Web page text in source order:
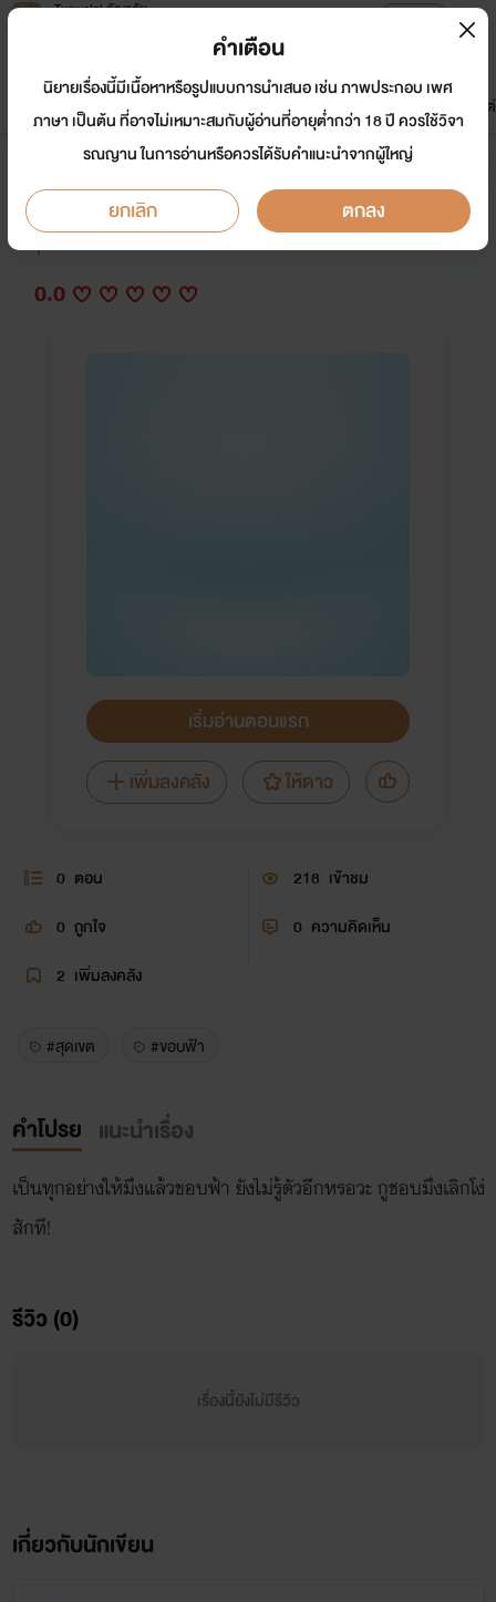
Tunwalai ธัญวลัย
หน้าแรก นิยาย อีบุ๊ก การ์ตูน
มาใหม่
ดรีมแชท ธัญลิสต์
สุดเขตขอบฟ้า
นักเขียน: ภาพฉาย
Y
0.0
เริ่มอ่านตอนแรก
เพิ่มลงคลัง
ให้ดาว
0 ตอน 218 เข้าชม
0 ถูกใจ 0 ความคิดเห็น
2 เพิ่มลงคลัง
#สุดเขต #ขอบฟ้า
คำโปรย แนะนำเรื่อง
เป็นทุกอย่างให้มึงแล้วขอบฟ้า ยังไม่รู้ตัวอีกหรอวะ กูชอบมึงเลิกโง่
สักที!
รีวิว (0)
เรื่องนี้ยังไม่มีรีวิว
เกี่ยวกับนักเขียน
คำเตือน
นิยายเรื่องนี้มีเนื้อหาหรือรูปแบบการนำเสนอ เช่น ภาพประกอบ เพศ
ภาษา เป็นต้น ที่อาจไม่เหมาะสมกับผู้อ่านที่อายุต่ำกว่า 18 ปี ควรใช้วิจา
รณญาน ในการอ่านหรือควรได้รับคำแนะนำจากผู้ใหญ่
ยกเลิก ตกลง